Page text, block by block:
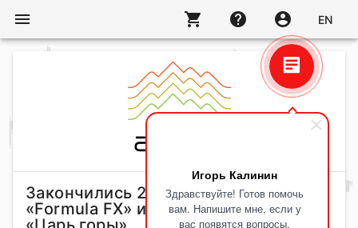
Игорь Калинин
Здравствуйте! Готов помочь
вам. Напишите мне, если у
вас появятся вопросы.
menu shopping_cart help account_circle EN
Закончились 228 тур конкурса
«Formula FX» и 63 тур конкурса